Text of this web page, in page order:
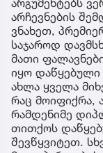
არგუმენტებს
არჩევნების
ვნახეთ,
საჯაროდ
მათი
იყო დაწყებული
ახლა ყველა
რაც მოიფიქრა,
რამდენიმე
თითქოს
შევწყვიტეთ.